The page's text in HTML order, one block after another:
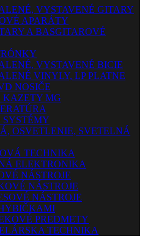
VYSTAVENÉ GITARY
APARÁTY
A BASGITAROVÉ
VYSTAVENÉ BICIE
VINYLY, LP PLATNE
NOSIČE
KAZETY MG
SYSTÉMY
OSVETLENIE, SVETELNÁ
TECHNIKA
ELEKTRONIKA
NÁSTROJE
NÁSTROJE
NÁSTROJE
PREDMETY
TECHNIKA